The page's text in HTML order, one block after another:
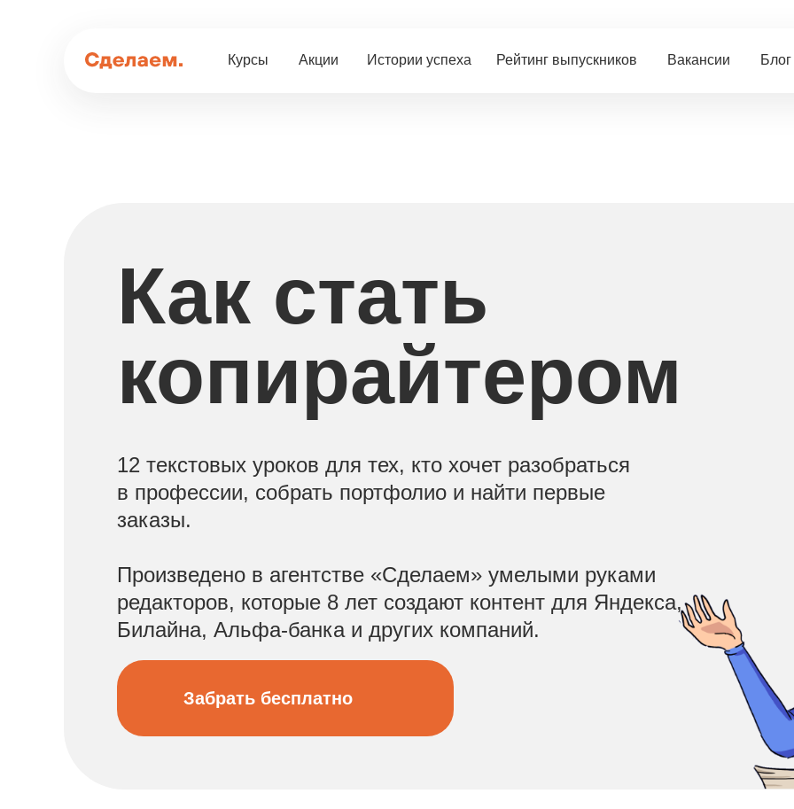
Курсы Акции Истории успеха Рейтинг выпускников Вакансии Блог
Как стать
копирайтером
12 текстовых уроков для тех, кто хочет разобраться
в профессии, собрать портфолио и найти первые
заказы.
Произведено в агентстве «Сделаем» умелыми руками
редакторов, которые 8 лет создают контент для Яндекса,
Билайна, Альфа-банка и других компаний.
Забрать бесплатно